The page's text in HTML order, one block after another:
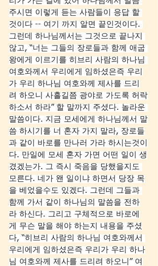
주시면 이렇게 듣는 사람들이 응답 할
것이다 -- 여기 까지 알면 끝인것이다.
그런데 하나님께서는 그것으로 끝나지
않고, “너는 그들의 장로들과 함께 애굽
왕에게 이르기를 히브리 사람의 하나님
여호와께서 우리에게 임하셨은즉 우리
가 우리 하나님 여호와께 제사를 드리
려 하오니 사흘길쯤 광야로 가도록 허락
하소서 하라” 할 말까지 주셨다. 놀라운
말씀이다. 지금 모세에게 하나님께서 말
씀 하시기를 너 혼자 가지 말라, 장로들
과 같이 바로를 만나러 가라 하시는것이
다. 만일에 모세 혼자 가면 어떤 일이 생
겼겠는가. 그 즉시 죽음을 당했을지도
모른다. 네가 왠 일이냐 하면서 당장 목
을 베었을수도 있겠다. 그런데 그들과
함께 가서 같이 하나님의 말씀을 전하
라 하신다. 그리고 구체적으로 바로에
게 무슨 말을 해야 하는지 내용을 주셨
다, “히브리 사람의 하나님 여호와께서
우리에게 임하셨은즉 우리가 우리 하나
님 여호와께 제사를 드리려 하오니” 여